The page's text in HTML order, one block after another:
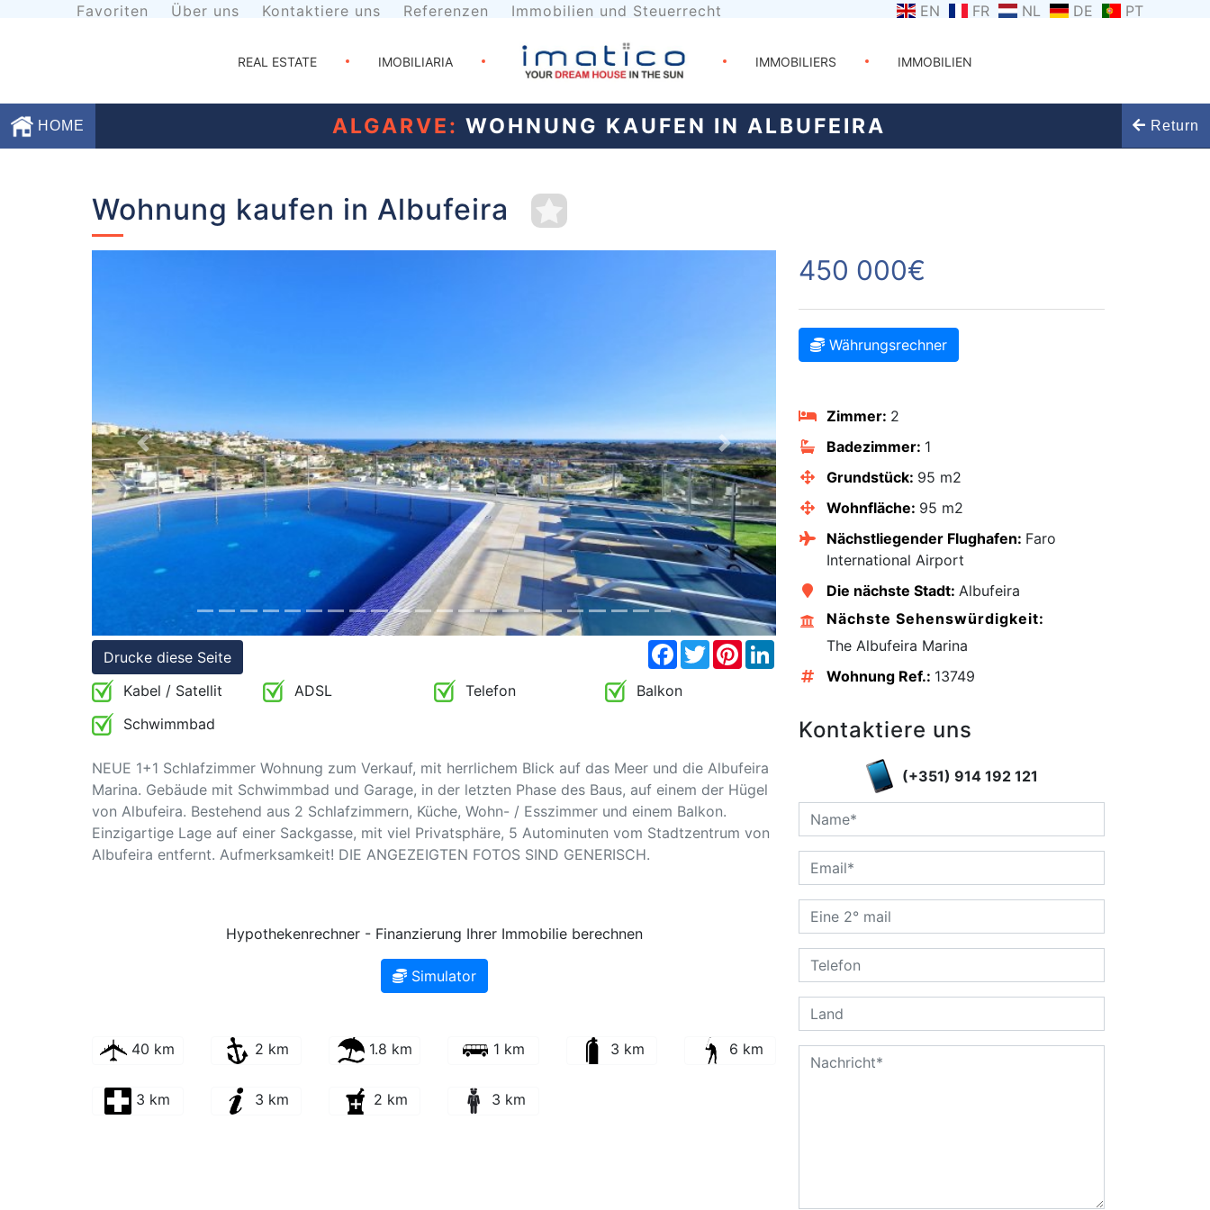
Favoriten Über uns Kontaktiere uns Referenzen Immobilien und Steuerrecht EN FR NL DE PT
REAL ESTATE IMOBILIARIA IMMOBILIERS IMMOBILIEN
HOME ALGARVE: WOHNUNG KAUFEN IN ALBUFEIRA Return
Immobilien
Steuerrecht
Wohnung kaufen in Albufeira
Previous Next
Drucke diese Seite
Facebook
TwitterPinterestLinkedIn
Kabel / Satellit ADSL Telefon
Balkon
Schwimmbad
NEUE 1+1 Schlafzimmer Wohnung zum Verkauf, mit herrlichem Blick auf das Meer und die Albufeira
Marina. Gebäude mit Schwimmbad und Garage, in der letzten Phase des Baus, auf einem der Hügel
von Albufeira. Bestehend aus 2 Schlafzimmern, Küche, Wohn- / Esszimmer und einem Balkon.
Einzigartige Lage auf einer Sackgasse, mit viel Privatsphäre, 5 Autominuten vom Stadtzentrum von
Albufeira entfernt. Aufmerksamkeit! DIE ANGEZEIGTEN FOTOS SIND GENERISCH.
Hypothekenrechner - Finanzierung Ihrer Immobilie berechnen
Simulator
40 km 2 km 1.8 km 1 km 3 km 6 km
3 km 3 km 2 km 3 km
450 000€
Währungsrechner
Zimmer: 2
Badezimmer: 1
Grundstück: 95 m2
Wohnfläche: 95 m2
Nächstliegender Flughafen: Faro
International Airport
Die nächste Stadt: Albufeira
Nächste Sehenswürdigkeit:
The Albufeira Marina
Wohnung Ref.: 13749
Kontaktiere uns
(+351) 914 192 121